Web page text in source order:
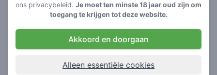
🍃 Smoker
Reviews
ons privacybeleid. Je moet ten minste 18 jaar oud zijn om
toegang te krijgen tot deze website.
Akkoord en doorgaan
Alleen essentiële cookies